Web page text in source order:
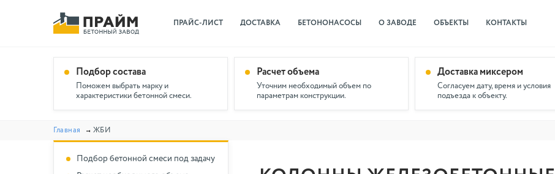
ПРАЙС-ЛИСТ ДОСТАВКА БЕТОНОНАСОСЫ О ЗАВОДЕ ОБЪЕКТЫ КОНТАКТЫ
Подбор состава
Поможем выбрать марку и
характеристики бетонной смеси.
Расчет объема
Уточним необходимый объем по
параметрам конструкции.
Доставка миксером
Согласуем дату, время и условия
подъезда к объекту.
Главная ЖБИ
Подбор бетонной смеси под задачу